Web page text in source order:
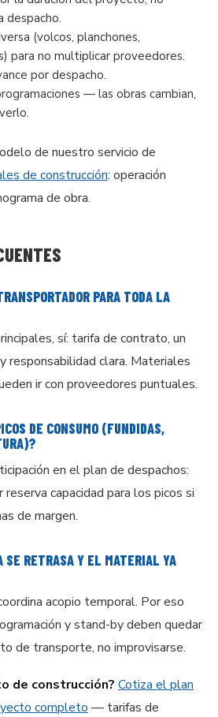
despacho.
(volcos, planchones,
para no multiplicar proveedores.
por despacho.
— las obras cambian,
de nuestro servicio de
de construcción: operación
de obra.
PARA TODA LA
sí: tarifa de contrato, un
responsabilidad clara. Materiales
ir con proveedores puntuales.
DE CONSUMO (FUNDIDAS,
en el plan de despachos:
capacidad para los picos si
de margen.
SE RETRASA Y EL MATERIAL YA
acopio temporal. Por eso
y stand-by deben quedar
de transporte, no improvisarse.
de construcción? Cotiza el plan
completo — tarifas de